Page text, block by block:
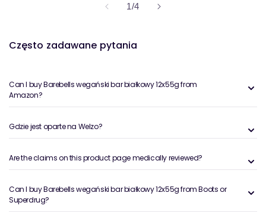
1/z4
Często zadawane pytania
Can I buy Barebells wegański bar białkowy 12x55g from
Amazon?
Gdzie jest oparte na Welzo?
Are the claims on this product page medically reviewed?
Can I buy Barebells wegański bar białkowy 12x55g from Boots or
Superdrug?